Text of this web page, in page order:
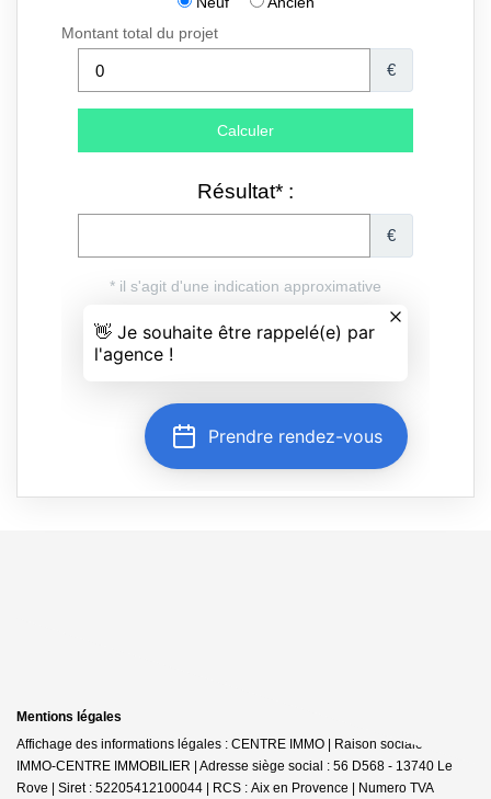
Mentions légales
Affichage des informations légales : CENTRE IMMO | Raison sociale : JDG
IMMO-CENTRE IMMOBILIER | Adresse siège social : 56 D568 - 13740 Le
Rove | Siret : 52205412100044 | RCS : Aix en Provence | Numero TVA